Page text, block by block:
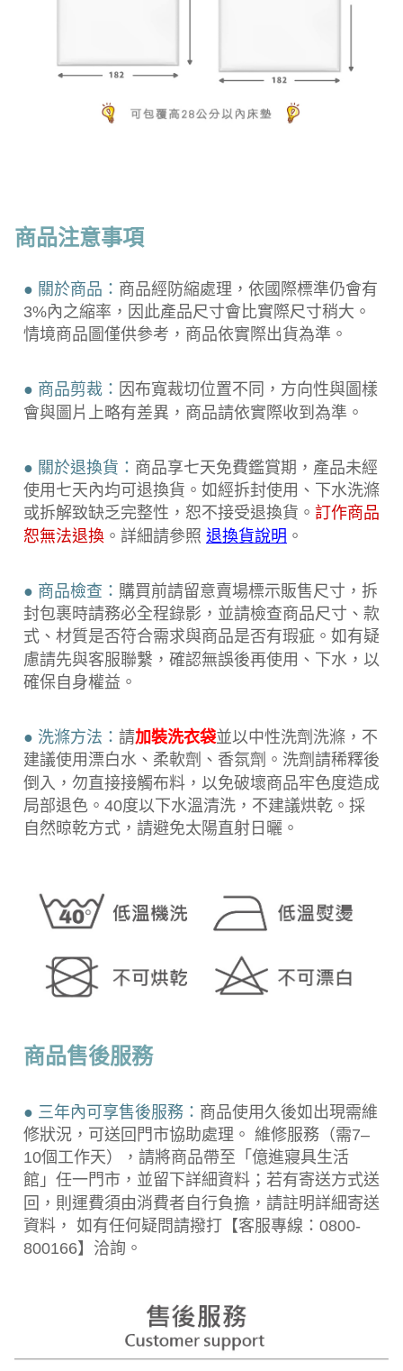
商品注意事項
● 關於商品： 商品經防縮處理，依國際標準仍會有
3%內之縮率，因此產品尺寸會比實際尺寸稍大。
情境商品圖僅供參考，商品依實際出貨為準。
● 商品剪裁： 因布寬裁切位置不同，方向性與圖樣
會與圖片上略有差異，商品請依實際收到為準。
● 關於退換貨： 商品享七天免費鑑賞期，產品未經
使用七天內均可退換貨。如經拆封使用、下水洗滌
或拆解致缺乏完整性，恕不接受退換貨。 訂作商品
恕無法退換 。詳細請參照 退換貨說明 。
● 商品檢查： 購買前請留意賣場標示販售尺寸，拆
封包裹時請務必全程錄影，並請檢查商品尺寸、款
式、材質是否符合需求與商品是否有瑕疵。如有疑
慮請先與客服聯繫，確認無誤後再使用、下水，以
確保自身權益。
● 洗滌方法： 請加裝洗衣袋並以中性洗劑洗滌，不
建議使用漂白水、柔軟劑、香氛劑。洗劑請稀釋後
倒入，勿直接接觸布料，以免破壞商品牢色度造成
局部退色。40度以下水溫清洗，不建議烘乾。採
自然晾乾方式，請避免太陽直射日曬。
商品售後服務
● 三年內可享售後服務： 商品使用久後如出現需維
修狀況，可送回門市協助處理。 維修服務（需7–
10個工作天），請將商品帶至「億進寢具生活
館」任一門市，並留下詳細資料；若有寄送方式送
回，則運費須由消費者自行負擔，請註明詳細寄送
資料， 如有任何疑問請撥打【客服專線：0800-
800166】洽詢。